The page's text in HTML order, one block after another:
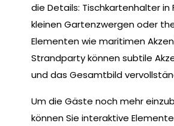
die Details: Tischkartenhalter in
kleinen Gartenzwergen oder
Elementen wie maritimen
Strandparty können subtile
und das Gesamtbild
Um die Gäste noch mehr
können Sie interaktive